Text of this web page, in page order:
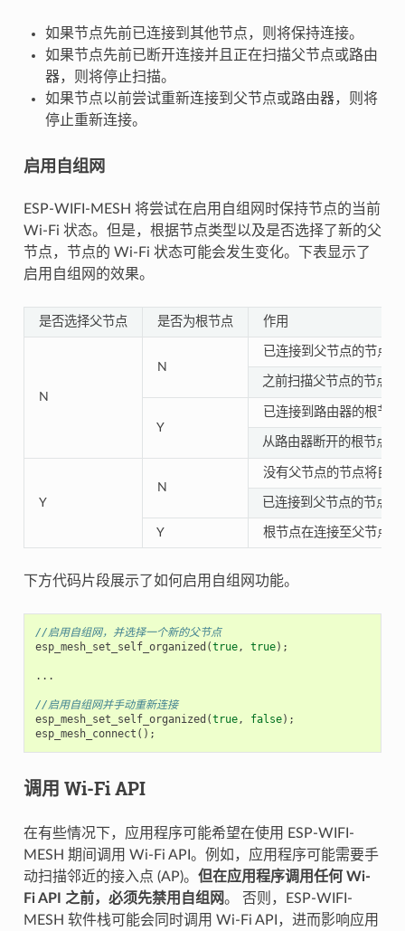
如果节点先前已连接到其他节点，则将保持连接。
如果节点先前已断开连接并且正在扫描父节点或路由
器，则将停止扫描。
如果节点以前尝试重新连接到父节点或路由器，则将
停止重新连接。
启用自组网
ESP-WIFI-MESH 将尝试在启用自组网时保持节点的当前
Wi-Fi 状态。但是，根据节点类型以及是否选择了新的父
节点，节点的 Wi-Fi 状态可能会发生变化。下表显示了
启用自组网的效果。
是否选择父节点 是否为根节点 作用
N
N
已连接到父节点的节点
之前扫描父节点的节点
Y
已连接到路由器的根节
从路由器断开的根节点
Y
N
没有父节点的节点将自
已连接到父节点的节点
Y 根节点在连接至父节点
下方代码片段展示了如何启用自组网功能。
//启用自组网，并选择一个新的父节点
esp_mesh_set_self_organized (true, true);
...
//启用自组网并手动重新连接
esp_mesh_set_self_organized (true, false);
esp_mesh_connect ();
调用 Wi-Fi API
在有些情况下，应用程序可能希望在使用 ESP-WIFI-
MESH 期间调用 Wi-Fi API。例如，应用程序可能需要手
动扫描邻近的接入点 (AP)。 但在应用程序调用任何 Wi-
Fi API 之前，必须先禁用自组网。 否则，ESP-WIFI-
MESH 软件栈可能会同时调用 Wi-Fi API，进而影响应用